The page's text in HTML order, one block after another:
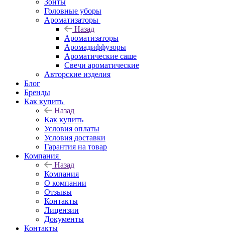
Зонты
Головные уборы
Ароматизаторы
Назад
Ароматизаторы
Аромадиффузоры
Ароматические саше
Свечи ароматические
Авторские изделия
Блог
Бренды
Как купить
Назад
Как купить
Условия оплаты
Условия доставки
Гарантия на товар
Компания
Назад
Компания
О компании
Отзывы
Контакты
Лицензии
Документы
Контакты